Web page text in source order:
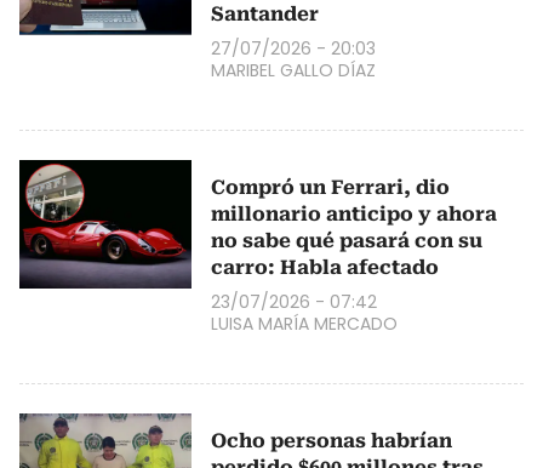
Santander
27/07/2026 - 20:03
MARIBEL GALLO DÍAZ
Compró un Ferrari, dio
millonario anticipo y ahora
no sabe qué pasará con su
carro: Habla afectado
23/07/2026 - 07:42
LUISA MARÍA MERCADO
Ocho personas habrían